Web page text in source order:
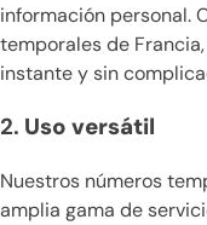
información personal.
temporales de
instante y sin
2. Uso versátil
Nuestros números
amplia gama de